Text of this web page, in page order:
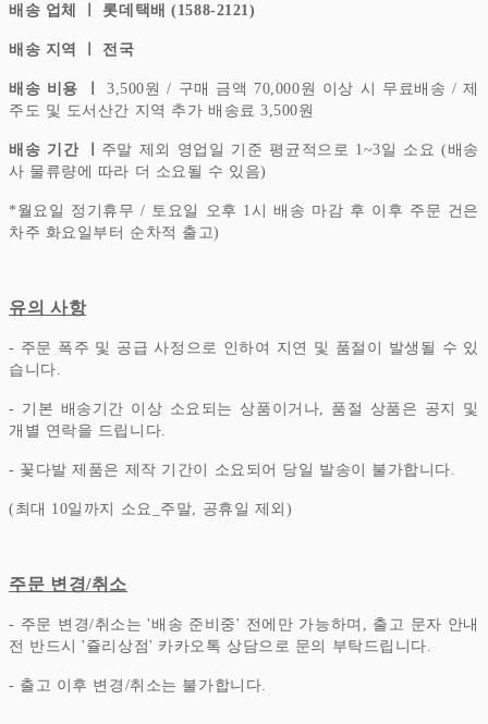
배송 업체 ㅣ 롯데택배 (1588-2121)
배송 지역 ㅣ 전국
배송 비용 ㅣ3,500원 / 구매 금액 70,000원 이상 시 무료배송 / 제
주도 및 도서산간 지역 추가 배송료 3,500원
배송 기간 ㅣ 주말 제외 영업일 기준 평균적으로 1~3일 소요 (배송
사 물류량에 따라 더 소요될 수 있음)
* 월요일 정기휴무 / 토요일 오후 1시 배송 마감 후 이후 주문 건은
차주 화요일부터 순차적 출고)
유의 사항
- 주문 폭주 및 공급 사정으로 인하여 지연 및 품절이 발생될 수 있
습니다.
- 기본 배송기간 이상 소요되는 상품이거나, 품절 상품은 공지 및
개별 연락을 드립니다.
- 꽃다발 제품은 제작 기간이 소요되어 당일 발송이 불가합니다.
(최대 10일까지 소요_주말, 공휴일 제외)
주문 변경/취소
- 주문 변경/취소는 '배송 준비중' 전에만 가능하며, 출고 문자 안내
전 반드시 '쥴리상점' 카카오톡 상담으로 문의 부탁드립니다.
- 출고 이후 변경/취소는 불가합니다.